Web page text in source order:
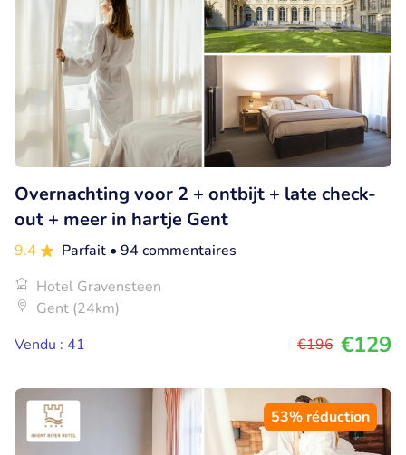
Overnachting voor 2 + ontbijt + late check-
out + meer in hartje Gent
9.4 Parfait • 94 commentaires
Hotel Gravensteen
Gent (24km)
Vendu : 41
€196 €129
53% réduction